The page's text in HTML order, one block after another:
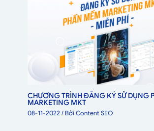
CHƯƠNG TRÌNH ĐĂNG KÝ SỬ DỤNG
MARKETING MKT
08-11-2022/ BởiContent SEO